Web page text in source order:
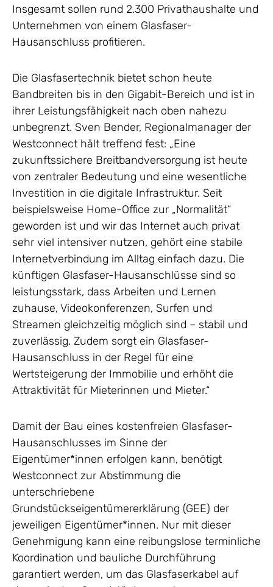
Insgesamt sollen rund 2.300 Privathaushalte und
Unternehmen von einem Glasfaser-
Hausanschluss profitieren.
Die Glasfasertechnik bietet schon heute
Bandbreiten bis in den Gigabit-Bereich und ist in
ihrer Leistungsfähigkeit nach oben nahezu
unbegrenzt. Sven Bender, Regionalmanager der
Westconnect hält treffend fest: „Eine
zukunftssichere Breitbandversorgung ist heute
von zentraler Bedeutung und eine wesentliche
Investition in die digitale Infrastruktur. Seit
beispielsweise Home-Office zur „Normalität“
geworden ist und wir das Internet auch privat
sehr viel intensiver nutzen, gehört eine stabile
Internetverbindung im Alltag einfach dazu. Die
künftigen Glasfaser-Hausanschlüsse sind so
leistungsstark, dass Arbeiten und Lernen
zuhause, Videokonferenzen, Surfen und
Streamen gleichzeitig möglich sind – stabil und
zuverlässig. Zudem sorgt ein Glasfaser-
Hausanschluss in der Regel für eine
Wertsteigerung der Immobilie und erhöht die
Attraktivität für Mieterinnen und Mieter.“
Damit der Bau eines kostenfreien Glasfaser-
Hausanschlusses im Sinne der
Eigentümer*innen erfolgen kann, benötigt
Westconnect zur Abstimmung die
unterschriebene
Grundstückseigentümererklärung (GEE) der
jeweiligen Eigentümer*innen. Nur mit dieser
Genehmigung kann eine reibungslose terminliche
Koordination und bauliche Durchführung
garantiert werden, um das Glasfaserkabel auf